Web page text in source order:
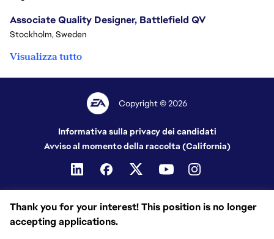
Thank you for your interest! This position is no longer
accepting applications.
Associate Quality Designer, Battlefield QV
Stockholm, Sweden
Visualizza tutto
Copyright © 2026
Informativa sulla privacy dei candidati
Avviso al momento della raccolta (California)